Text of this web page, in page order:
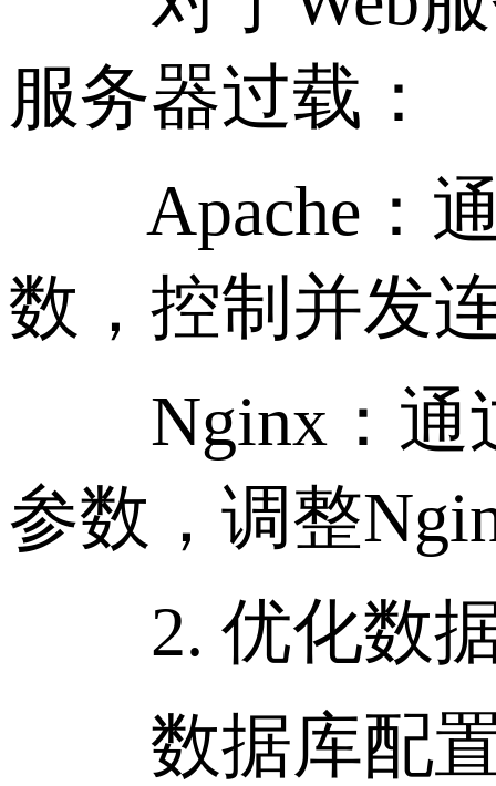
服务器过载：
Apache：通
数，控制并发
Nginx：通过
参数，调整
2. 优化数据
数据库配置